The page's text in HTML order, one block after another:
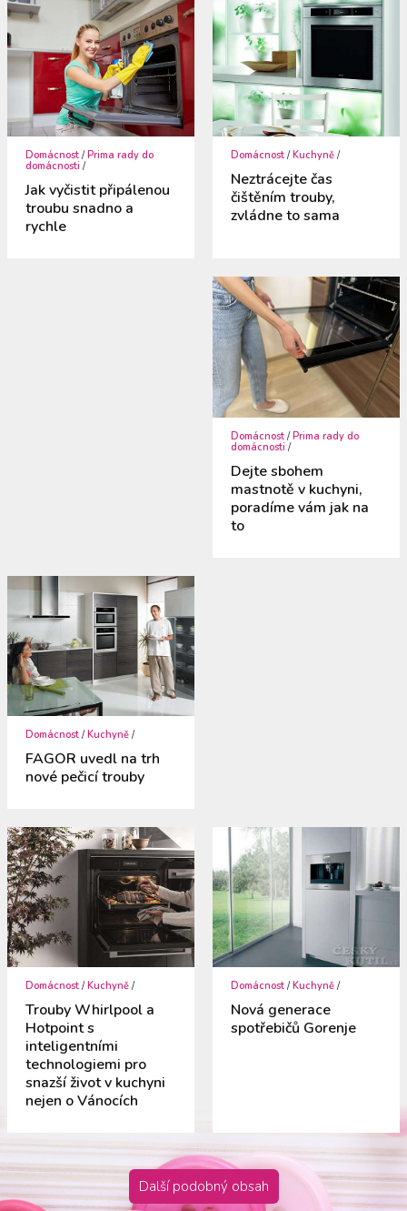
Domácnost /Prima rady do
domácnosti /
Jak vyčistit připálenou
troubu snadno a
rychle
Domácnost /Kuchyně /
Neztrácejte čas
čištěním trouby,
zvládne to sama
Domácnost /Prima rady do
domácnosti /
Dejte sbohem
mastnotě v kuchyni,
poradíme vám jak na
to
Domácnost / Kuchyně /
FAGOR uvedl na trh
nové pečicí trouby
Domácnost /Kuchyně /
Trouby Whirlpool a
Hotpoint s
inteligentními
technologiemi pro
snazší život v kuchyni
nejen o Vánocích
Domácnost /Kuchyně /
Nová generace
spotřebičů Gorenje
Další podobný obsah